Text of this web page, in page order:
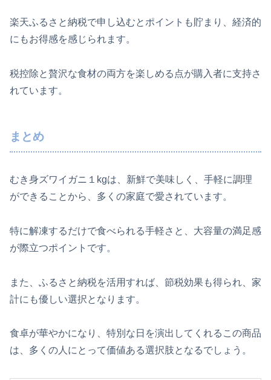
楽天ふるさと納税で申し込むとポイントも貯まり、経済的
にもお得感を感じられます。
税控除と贅沢な食材の両方を楽しめる点が購入者に支持さ
れています。
まとめ
むき身ズワイガニ１kgは、新鮮で美味しく、手軽に調理
ができることから、多くの家庭で愛されています。
特に解凍するだけで食べられる手軽さと、大容量の満足感
が際立つポイントです。
また、ふるさと納税を活用すれば、節税効果も得られ、家
計にも優しい選択となります。
食卓が華やかになり、特別な日を演出してくれるこの商品
は、多くの人にとって価値ある選択肢となるでしょう。